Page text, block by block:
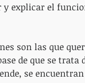
y explicar el
son las que
de que se
se